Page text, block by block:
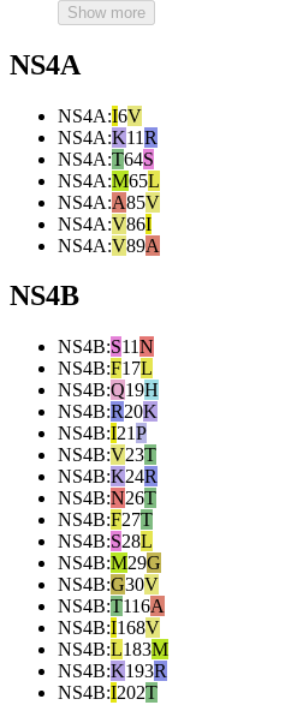
Show more
NS4A
NS4A:I6V
NS4A:K11R
NS4A:T64S
NS4A:M65L
NS4A:A85V
NS4A:V86I
NS4A:V89A
NS4B
NS4B:S11N
NS4B:F17L
NS4B:Q19H
NS4B:R20K
NS4B:I21P
NS4B:V23T
NS4B:K24R
NS4B:N26T
NS4B:F27T
NS4B:S28L
NS4B:M29G
NS4B:G30V
NS4B:T116A
NS4B:I168V
NS4B:L183M
NS4B:K193R
NS4B:I202T